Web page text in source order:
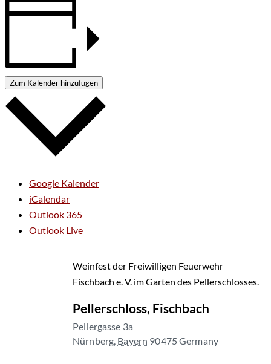
Zum Kalender hinzufügen
Google Kalender
iCalendar
Outlook 365
Outlook Live
Weinfest der Freiwilligen Feuerwehr
Fischbach e. V. im Garten des Pellerschlosses.
Pellerschloss, Fischbach
Pellergasse 3a
Nürnberg, Bayern 90475Germany